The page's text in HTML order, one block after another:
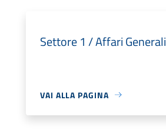
Settore 1 / Affari Generali
VAI ALLA PAGINA